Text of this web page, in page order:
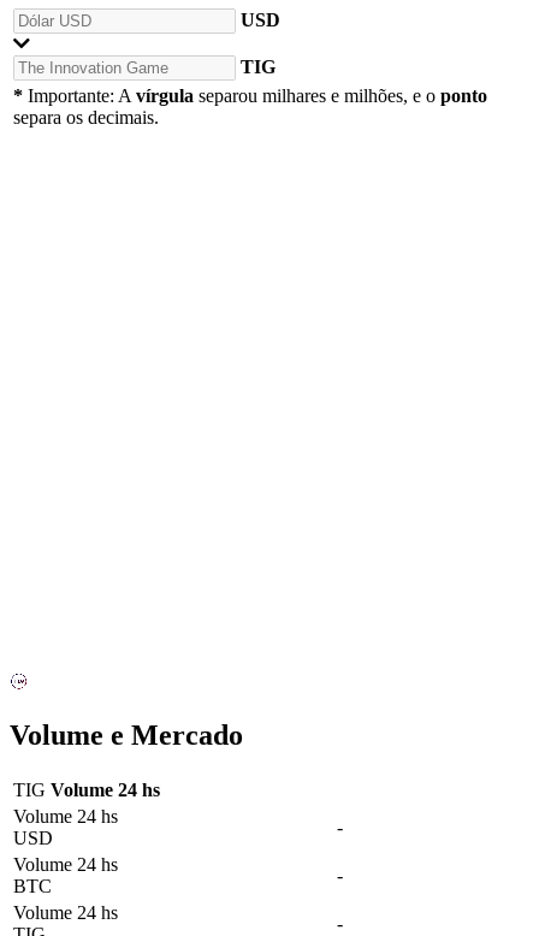
USD
TIG
* Importante: A vírgula separou milhares e milhões, e o ponto
separa os decimais.
Volume e Mercado
TIG Volume 24 hs
Volume 24 hs
USD
-
Volume 24 hs
BTC
-
Volume 24 hs
-